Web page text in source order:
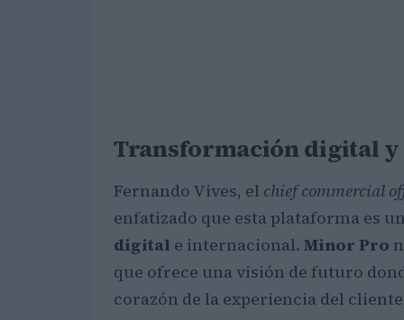
Transformación digital
Fernando Vives, el chief commercial
enfatizado que esta plataforma es
digital e internacional. Minor Pro
que ofrece una visión de futuro
corazón de la experiencia del